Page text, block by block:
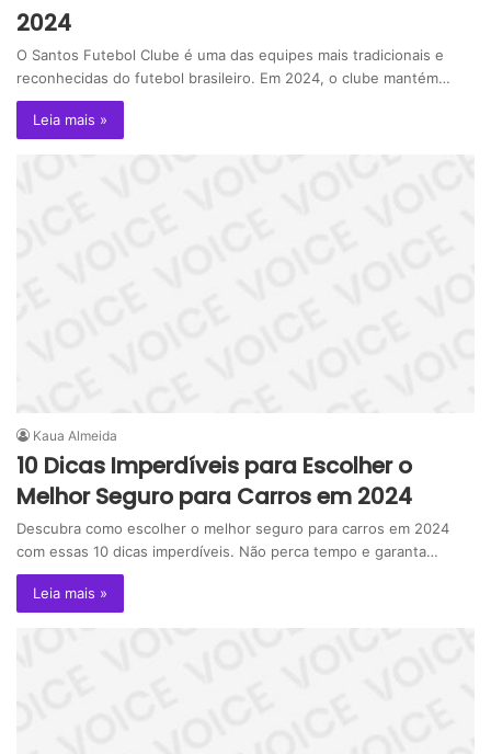
2024
O Santos Futebol Clube é uma das equipes mais tradicionais e
reconhecidas do futebol brasileiro. Em 2024, o clube mantém…
Leia mais »
Kaua Almeida
10 Dicas Imperdíveis para Escolher o
Melhor Seguro para Carros em 2024
Descubra como escolher o melhor seguro para carros em 2024
com essas 10 dicas imperdíveis. Não perca tempo e garanta…
Leia mais »